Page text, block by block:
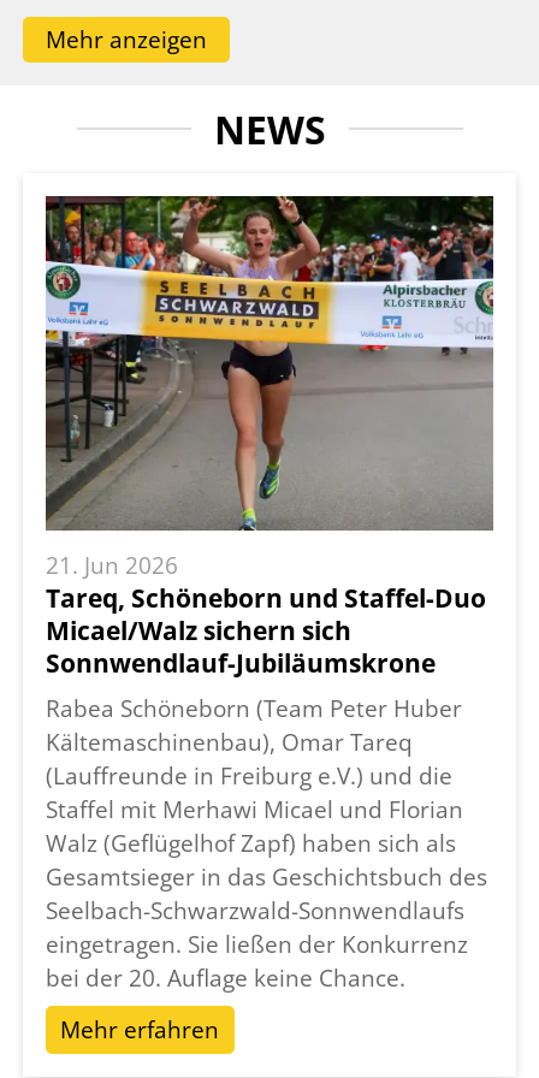
Seit meinem ersten Sonnwendlauf als
Teilnehmer gemeinsam mit meiner Frau
Atmosphäre dieser Veranstaltung: die
sportliche Motivation, die besondere
das herzliche Miteinander, das den
Sonnwendlauf Jahr für Jahr auszeichnet.
Genau das macht ihn zu weit mehr als einem
klassischen Laufevent.
Auch in diesem Jahr steht nicht die Bestzeit
im Mittelpunkt, sondern das gemeinsame
Erlebnis. Ob ambitionierte Läuferinnen und
Läufer, Freizeitjogger, Kinder oder
Laufneulinge: beim Sonnwendlauf findet jede
es zu sehen, wie sich der Lauf über die Jahre
entwickelt hat: Viele Teilnehmende, die einst
beim Kinderlauf ihre ersten Schritte gemacht
haben, gehen heute beim Hauptlauf an den
Start. Das zeigt eindrucksvoll, welche
Begeisterung und Verbundenheit dieses
Event schafft.
Mit dem beliebten 3-km-Lauf unter dem
Motto „LaufLos – der Sonnwendlauf-Charity
Run“ möchte das Orga-Team erneut alle
ermutigen, Teil dieses besonderen Tages zu
werden, ganz unabhängig von Erfahrung
oder Leistungsniveau. Denn der
Sonnwendlauf lebt von der Freude an
Mehr anzeigen
NEWS
21. Jun 2026
Tareq, Schöneborn und Staffel-Duo
Micael/Walz sichern sich
Sonnwendlauf-Jubiläumskrone
Rabea Schöneborn (Team Peter Huber
Kältemaschinenbau), Omar Tareq
(Lauffreunde in Freiburg e.V.) und die
Staffel mit Merhawi Micael und Florian
Walz (Geflügelhof Zapf) haben sich als
Gesamtsieger in das Geschichtsbuch des
Seelbach-Schwarzwald-Sonnwendlaufs
eingetragen. Sie ließen der Konkurrenz
bei der 20. Auflage keine Chance.
Mehr erfahren